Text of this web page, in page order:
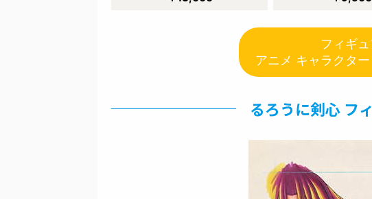
フィギ
アニメ キャラクタ
るろうに剣心 フ